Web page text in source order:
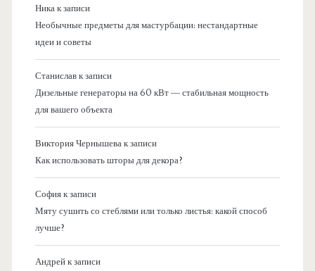
Никак записи
Необычные предметы для мастурбации: нестандартные
идеи и советы
Станиславк записи
Дизельные генераторы на 60 кВт — стабильная мощность
для вашего объекта
Виктория Чернышевак записи
Как использовать шторы для декора?
Софияк записи
Мяту сушить со стеблями или только листья: какой способ
лучше?
Андрейк записи